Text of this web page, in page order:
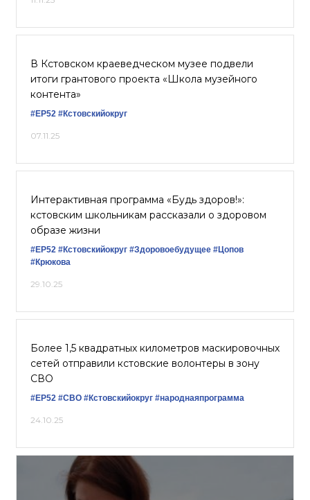
В Кстовском краеведческом музее подвели
итоги грантового проекта «Школа музейного
контента»
#ЕР52 #Кстовскийокруг
07.11.25
Интерактивная программа «Будь здоров!»:
кстовским школьникам рассказали о здоровом
образе жизни
#ЕР52 #Кстовскийокруг #Здоровоебудущее #Цопов
#Крюкова
29.10.25
Более 1,5 квадратных километров маскировочных
сетей отправили кстовские волонтеры в зону
СВО
#ЕР52 #СВО #Кстовскийокруг #народнаяпрограмма
24.10.25